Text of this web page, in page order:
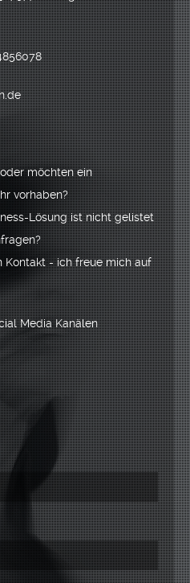
möchten ein
vorhaben?
Lösung ist nicht gelistet
Kontakt - ich freue mich auf
Media Kanälen